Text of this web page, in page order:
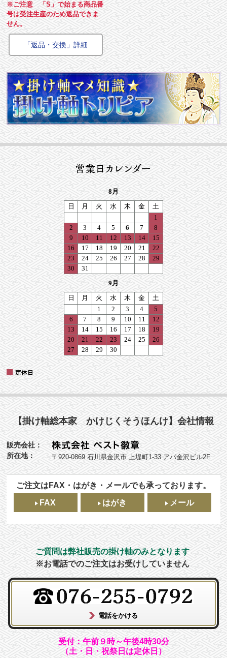
※ご注意 「S」で始まる商品番
号は受注生産のため返品できま
せん。
「返品・交換」詳細
【掛け軸総本家 かけじくそうほんけ】会社情報
販売会社：
所在地：
〒920-0869 石川県金沢市 上堤町1-33 アパ金沢ビル2F
ご注文はFAX・はがき・メールでも承っております。
FAX
はがき メール
ご質問は弊社販売の掛け軸のみとなります
※お電話でのご注文はお受けしていません
受付：午前９時～午後4時30分
（土・日・祝祭日は定休日）